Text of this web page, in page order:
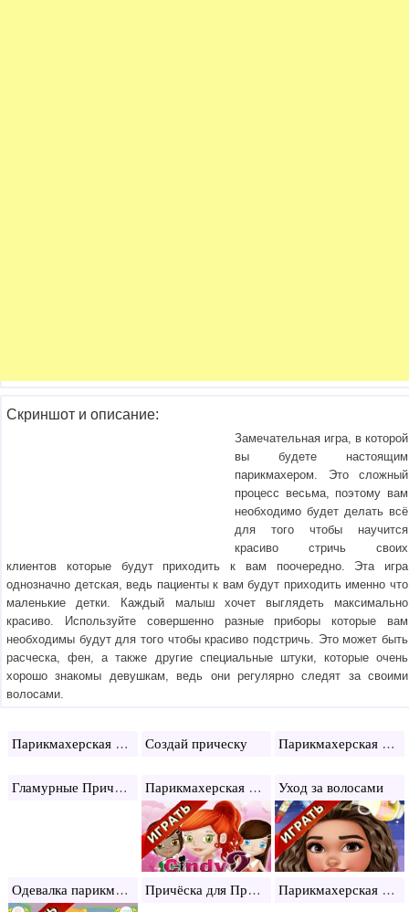
Скриншот и описание:
Замечательная игра, в которой
вы будете настоящим
парикмахером. Это сложный
процесс весьма, поэтому вам
необходимо будет делать всё
для того чтобы научится
красиво стричь своих
клиентов которые будут приходить к вам поочередно. Эта игра
однозначно детская, ведь пациенты к вам будут приходить именно что
маленькие детки. Каждый малыш хочет выглядеть максимально
красиво. Используйте совершенно разные приборы которые вам
необходимы будут для того чтобы красиво подстричь. Это может быть
расческа, фен, а также другие специальные штуки, которые очень
хорошо знакомы девушкам, ведь они регулярно следят за своими
волосами.
Парикмахерская для детей Создай прическу Парикмахерская стриги, как хочешь
Гламурные Прически Барби Парикмахерская Сони 2 Уход за волосами
Одевалка парикмахера Причёска для Принцессы Парикмахерская пони